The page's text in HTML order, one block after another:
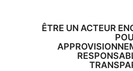
ÊTRE UN ACTEUR